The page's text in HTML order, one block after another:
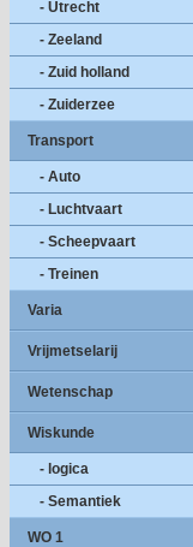
- Utrecht
- Zeeland
- Zuid holland
- Zuiderzee
Transport
- Auto
- Luchtvaart
- Scheepvaart
- Treinen
Varia
Vrijmetselarij
Wetenschap
Wiskunde
- logica
- Semantiek
WO 1